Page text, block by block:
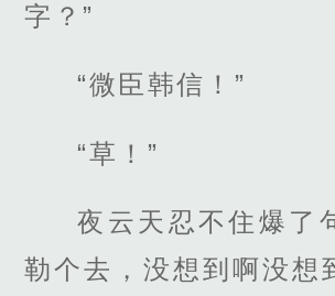
字？”
“微臣韩信！”
“草！”
夜云天忍不住爆了
勒个去，没想到啊没想